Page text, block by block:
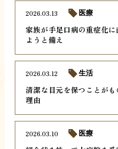
家族が手足口病の重症化
ようと備え
2026.03.13 医療
清潔な目元を保つことが
理由
2026.03.12 生活
2026.03.10 医療